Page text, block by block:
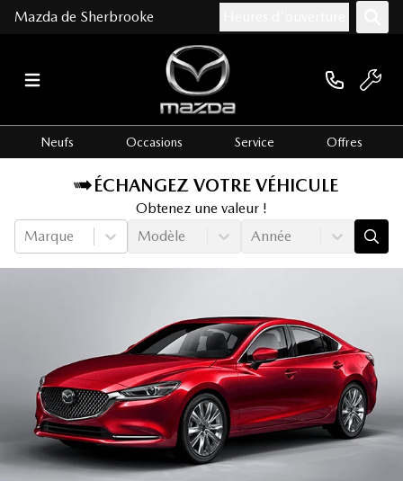
Mazda de Sherbrooke
Neufs Occasions Service Offres
ÉCHANGEZ VOTRE VÉHICULE
Obtenez une valeur !
Marque
Modèle Année